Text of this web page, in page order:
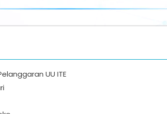
UU ITE